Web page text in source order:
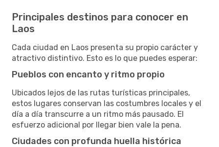
Principales destinos para conocer en
Laos
Cada ciudad en Laos presenta su propio carácter y
atractivo distintivo. Esto es lo que puedes esperar:
Pueblos con encanto y ritmo propio
Ubicados lejos de las rutas turísticas principales,
estos lugares conservan las costumbres locales y el
día a día transcurre a un ritmo más pausado. El
esfuerzo adicional por llegar bien vale la pena.
Ciudades con profunda huella histórica